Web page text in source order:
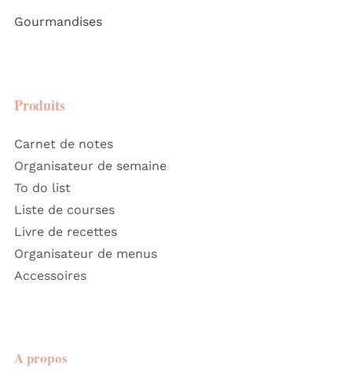
Gourmandises
Produits
Carnet de notes
Organisateur de semaine
To do list
Liste de courses
Livre de recettes
Organisateur de menus
Accessoires
A propos